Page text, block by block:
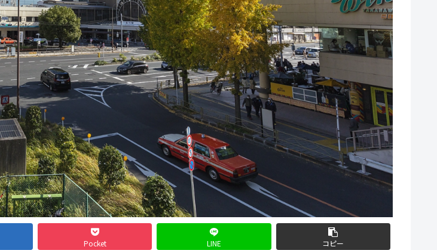
Pocket LINE コピー